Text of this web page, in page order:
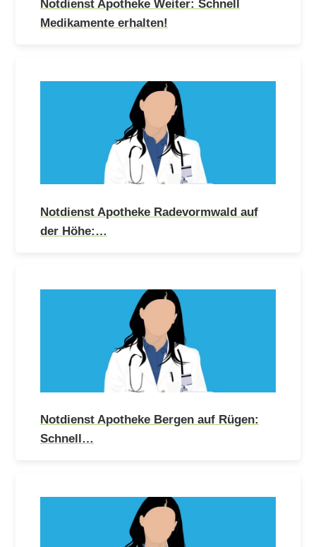
Notdienst Apotheke Weiter: Schnell
Medikamente erhalten!
Notdienst Apotheke Radevormwald auf
der Höhe:…
Notdienst Apotheke Bergen auf Rügen:
Schnell…